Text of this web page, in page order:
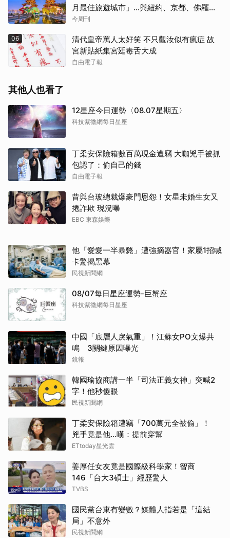
月最佳旅遊城市」…與紐約、京都、佛羅倫
斯共同入榜，理由曝光
今周刊
06
清代皇帝罵人太好笑 不只觀汝似有瘋症 故
宮新貼紙集宮廷毒舌大成
自由電子報
其他人也看了
12星座今日運勢〈08.07星期五〉
科技紫微網每日星座
丁柔安保險箱數百萬現金遭竊 大咖兇手被抓
包認了：偷自己的錢
自由電子報
昔與台玻總裁爆豪門恩怨！女星未婚生女又
捲詐欺 現況曝
EBC 東森娛樂
他「愛愛一半暴斃」遭強摘器官！家屬1招喊
卡驚揭黑幕
民視新聞網
08/07每日星座運勢-巨蟹座
科技紫微網每日星座
中國「底層人戾氣重」！江蘇女PO文爆共
鳴 3關鍵原因曝光
鏡報
韓國瑜協商講一半「司法正義女神」突喊2
字！他秒傻眼
民視新聞網
丁柔安保險箱遭竊「700萬元全被偷」！
兇手竟是他...嘆：提前穿幫
ETtoday星光雲
姜厚任女友竟是國際級科學家！智商
146「台大3碩士」經歷驚人
TVBS
國民黨台東有變數？媒體人指若是「這結
局」不意外
民視新聞網